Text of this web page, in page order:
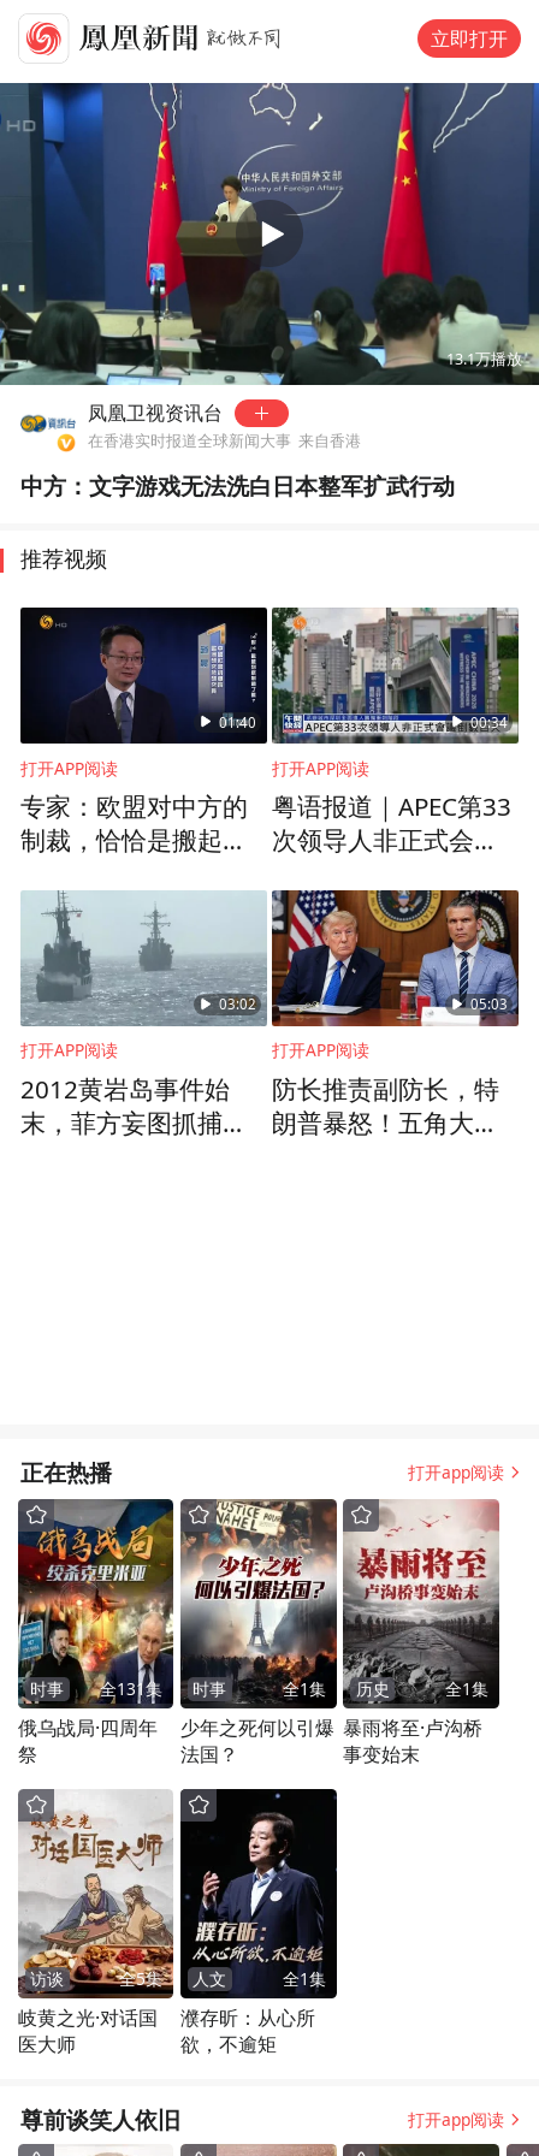
立即打开
00:00 00:45
13.1万播放
凤凰卫视资讯台
在香港实时报道全球新闻大事 来自香港
中方：文字游戏无法洗白日本整军扩武行动
推荐视频
01:40
打开APP阅读
专家：欧盟对中方的
制裁，恰恰是搬起石
00:34
打开APP阅读
粤语报道｜APEC第33
次领导人非正式会议
03:02
打开APP阅读
2012黄岩岛事件始
末，菲方妄图抓捕我
05:03
打开APP阅读
防长推责副防长，特
朗普暴怒！五角大楼
正在热播 打开app阅读
时事 全131集
俄乌战局·四周年
祭
时事 全1集
少年之死何以引爆
法国？
历史 全1集
暴雨将至·卢沟桥
事变始末
访谈 全5集
岐黄之光·对话国
医大师
人文 全1集
濮存昕：从心所
欲，不逾矩
尊前谈笑人依旧 打开app阅读